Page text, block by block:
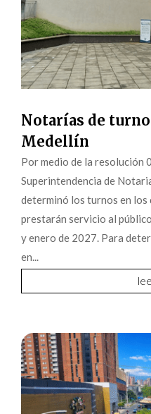
Notarías de turno
Medellín
Por medio de la resolución
Superintendencia de
determinó los turnos en los
prestarán servicio al
y enero de 2027. Para
en...